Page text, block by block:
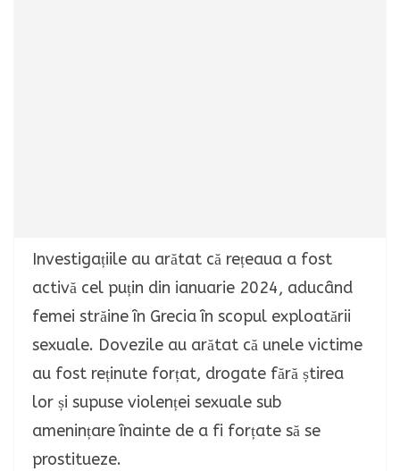
Investigațiile au arătat că rețeaua a fost
activă cel puțin din ianuarie 2024, aducând
femei străine în Grecia în scopul exploatării
sexuale. Dovezile au arătat că unele victime
au fost reținute forțat, drogate fără știrea
lor și supuse violenței sexuale sub
amenințare înainte de a fi forțate să se
prostitueze.